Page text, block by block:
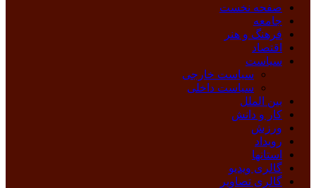
صفحه نخست
جامعه
فرهنگ و هنر
اقتصاد
سیاست
سیاست خارجی
سیاست داخلی
بین الملل
کار و دانش
ورزش
رویداد
استانها
گالری ویدیو
گالری تصاویر